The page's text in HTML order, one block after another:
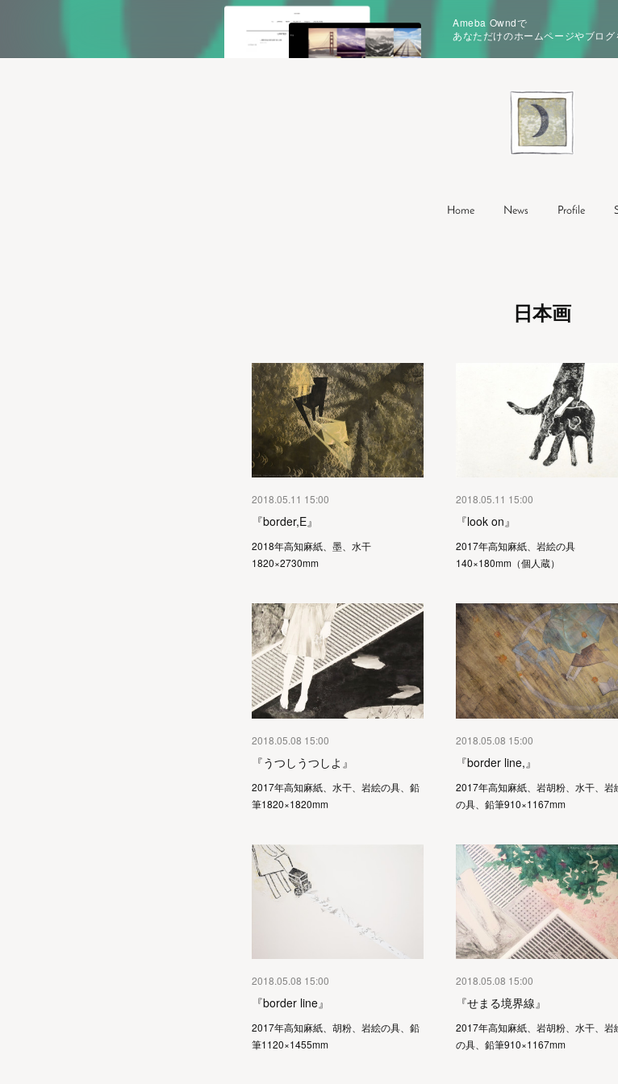
Ameba Owndで
あなただけのホームページやブログ
Home News Profile
日本画
2018.05.11 15:00
『border,E』
2018年高知麻紙、墨、水干
1820×2730mm
2018.05.11 15:00
『look on』
2017年高知麻紙、岩絵の具
140×180mm（個人蔵）
2018.05.08 15:00
『うつしうつしよ』
2017年高知麻紙、水干、岩絵の具、鉛
筆1820×1820mm
2018.05.08 15:00
『border line,』
2017年高知麻紙、岩胡粉、水干、岩
の具、鉛筆910×1167mm
2018.05.08 15:00
『border line』
2017年高知麻紙、胡粉、岩絵の具、鉛
筆1120×1455mm
2018.05.08 15:00
『せまる境界線』
2017年高知麻紙、岩胡粉、水干、岩
の具、鉛筆910×1167mm